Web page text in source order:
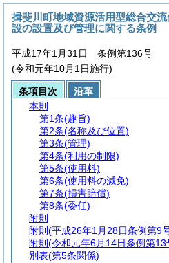
揖斐川町地域資源活用型総合交
設の設置及び管理に関する条例
平成17年1月31日 条例第136号
(令和元年10月1日施行)
条項目次
沿革
本則
第1条(趣旨)
第2条(名称及び位置)
第3条(管理)
第4条(利用の制限)
第5条(使用料)
第6条(使用料の減免)
第7条(損害賠償)
第8条(委任)
附則
附則 (平成26年1月28日条例第9
附則 (令和元年6月14日条例第13
別表(第5条関係)